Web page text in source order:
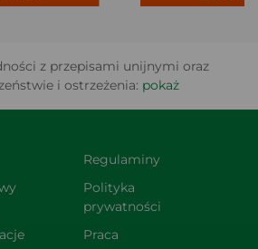
z przepisami unijnymi oraz
i ostrzeżenia: pokaż
Regulaminy
Polityka
prywatności
Praca